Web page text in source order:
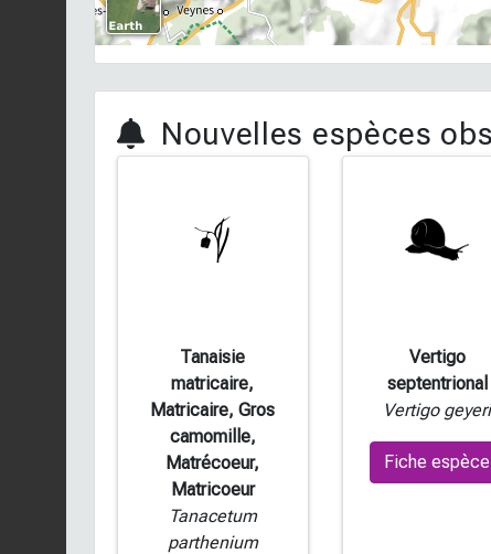
Nouvelles espèces
Tanaisie
matricaire,
Matricaire, Gros
camomille,
Matrécoeur,
Matricoeur
Tanacetum
parthenium
Vertigo
septentrional
Vertigo geyeri
Fiche espèce